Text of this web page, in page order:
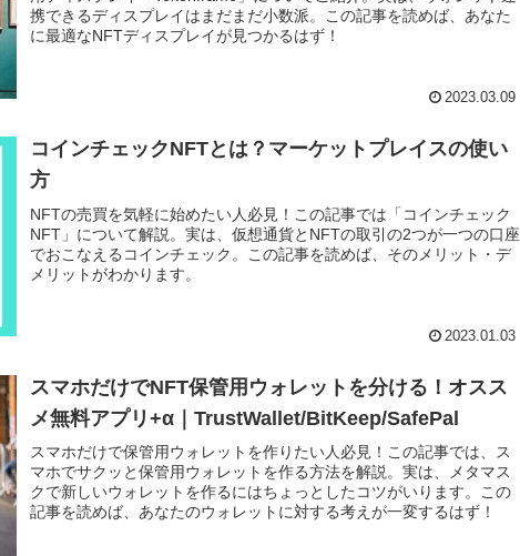
携できるディスプレイはまだまだ小数派。この記事を読めば、あなた
に最適なNFTディスプレイが見つかるはず！
2023.03.09
コインチェックNFTとは？マーケットプレイスの使い
方
NFTの売買を気軽に始めたい人必見！この記事では「コインチェック
NFT」について解説。実は、仮想通貨とNFTの取引の2つが一つの口座
でおこなえるコインチェック。この記事を読めば、そのメリット・デ
メリットがわかります。
2023.01.03
スマホだけでNFT保管用ウォレットを分ける！オスス
メ無料アプリ+α｜TrustWallet/BitKeep/SafePal
スマホだけで保管用ウォレットを作りたい人必見！この記事では、ス
マホでサクッと保管用ウォレットを作る方法を解説。実は、メタマス
クで新しいウォレットを作るにはちょっとしたコツがいります。この
記事を読めば、あなたのウォレットに対する考えが一変するはず！